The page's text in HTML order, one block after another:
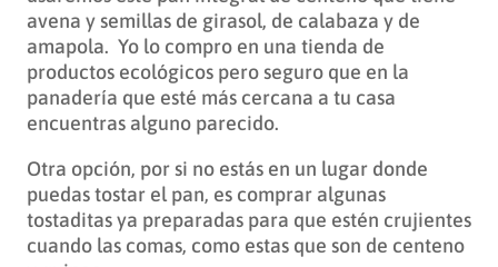
avena y semillas de girasol, de calabaza y de
amapola. Yo lo compro en una tienda de
productos ecológicos pero seguro que en la
panadería que esté más cercana a tu casa
encuentras alguno parecido.
Otra opción, por si no estás en un lugar donde
puedas tostar el pan, es comprar algunas
tostaditas ya preparadas para que estén crujientes
cuando las comas, como estas que son de centeno